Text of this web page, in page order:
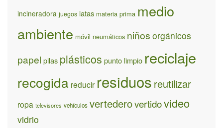
incineradora juegos latas materia prima medio
ambiente móvil neumáticos niños orgánicos
papel pilas plásticos punto limpio reciclaje
recogida reducir residuos reutilizar
ropa televisores vehículos vertederovertidovideo
vidrio